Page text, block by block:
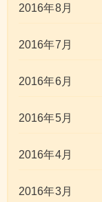
2016年8月
2016年7月
2016年6月
2016年5月
2016年4月
2016年3月